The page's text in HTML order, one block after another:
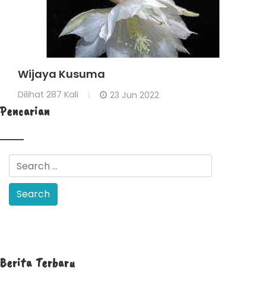
Wijaya Kusuma
Dilihat 287 Kali 23 Jun 2022
Pencarian
Berita Terbaru